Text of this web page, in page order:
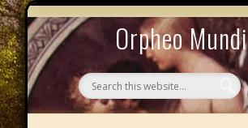
Orpheo Mundi